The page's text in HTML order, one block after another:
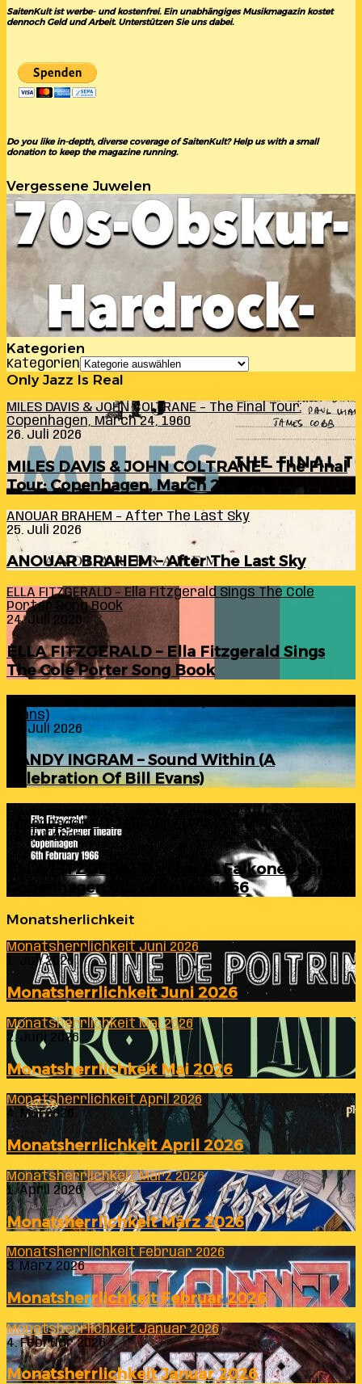
SaitenKult ist werbe- und kostenfrei. Ein unabhängiges Musikmagazin kostet
dennoch Geld und Arbeit. Unterstützen Sie uns dabei.
Do you like in-depth, diverse coverage of SaitenKult? Help us with a small
donation to keep the magazine running.
Vergessene Juwelen
Kategorien
Kategorien
Only Jazz Is Real
MILES DAVIS & JOHN COLTRANE – The Final Tour:
Copenhagen, March 24, 1960
26. Juli 2026
MILES DAVIS & JOHN COLTRANE – The Final
Tour: Copenhagen, March 24, 1960
ANOUAR BRAHEM – After The Last Sky
25. Juli 2026
ANOUAR BRAHEM – After The Last Sky
ELLA FITZGERALD – Ella Fitzgerald Sings The Cole
Porter Song Book
24. Juli 2026
ELLA FITZGERALD – Ella Fitzgerald Sings
The Cole Porter Song Book
Evans)
24. Juli 2026
RANDY INGRAM – Sound Within (A
Celebration Of Bill Evans)
ELLA FITZGERALD – Live At Falkoner Centre
Copenhagen 6th February 1966
23. Juli 2026
ELLA FITZGERALD – Live At Falkoner Centre
Copenhagen 6th February 1966
Monatsherlichkeit
Monatsherrlichkeit Juni 2026
1. Juli 2026
Monatsherrlichkeit Juni 2026
Monatsherrlichkeit Mai 2026
2. Juni 2026
Monatsherrlichkeit Mai 2026
Monatsherrlichkeit April 2026
4. Mai 2026
Monatsherrlichkeit April 2026
Monatsherrlichkeit März 2026
1. April 2026
Monatsherrlichkeit März 2026
Monatsherrlichkeit Februar 2026
3. März 2026
Monatsherrlichkeit Februar 2026
Monatsherrlichkeit Januar 2026
4. Februar 2026
Monatsherrlichkeit Januar 2026